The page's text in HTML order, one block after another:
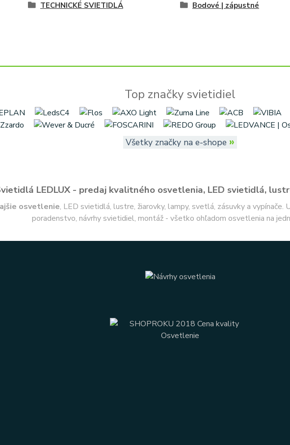
TECHNICKÉ SVIETIDLÁ Bodové | zápustné
Top značky svietidiel
Všetky značky na e-shope »
LEDLUX - predaj kvalitného osvetlenia, LED svietidlá,
osvetlenie, LED svietidlá, lustre, žiarovky, lampy, svetlá, zásuvky a
poradenstvo, návrhy svietidiel, montáž - všetko ohľadom osvetlenia na